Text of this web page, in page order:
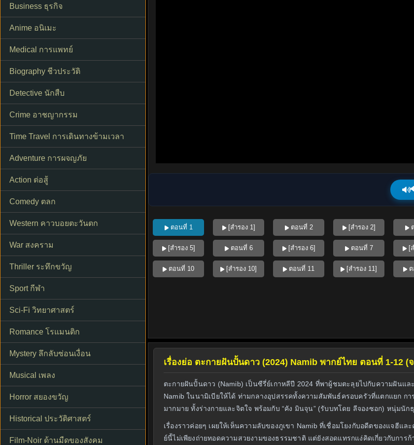
Business ธุรกิจ
Anime อนิเมะ
Medical การแพทย์
Biography ชีวประวัติ
Detective นักสืบ
Crime อาชญากรรม
Time Travel การเดินทางข้ามเวลา
Adventure การผจญภัย
Action ต่อสู้
Comedy ตลก
Western คาวบอยตะวันตก
War สงคราม
Thriller ระทึกขวัญ
Sport กีฬา
Sci-Fi วิทยาศาสตร์
Romance โรแมนติก
Mystery ลึกลับซ่อนเงื่อน
Musical เพลง
Horror สยองขวัญ
Historical ประวัติศาสตร์
Film-Noir ด้านมืดของสังคม
ตอนที่ 1 [สำรอง 1] ตอนที่ 2 [สำรอง 2]
[สำรอง 5] ตอนที่ 6 [สำรอง 6] ตอนที่ 7 [ส
ตอนที่ 10 [สำรอง 10] ตอนที่ 11 [สำรอง 11]
เรื่องย่อ ตะกายฝันปั้นดาว (2024) Namib พากย์ไทย ตอนที่ 1-12 (
ตะกายฝันปั้นดาว (Namib) เป็นซีรี่ย์เกาหลีปี 2024 ที่พาผู้ชมตะลุยไปกับความฝัน
Namib ในนามิเบียให้ได้ ท่ามกลางอุปสรรคทั้งความสัมพันธ์ครอบครัวที่แตกแยก
มากมาย ทั้งร่างกายและจิตใจ พร้อมกับ “คัง มินจุน” (รับบทโดย ลีจองซอก) หนุ่มนั
เรื่องราวค่อยๆ เผยให้เห็นความลับของภูเขา Namib ที่เชื่อมโยงกับอดีตของแจฮี
ย์นี้ไม่เพียงถ่ายทอดความสวยงามของธรรมชาติ แต่ยังสอดแทรกแง่คิดเกี่ยวกับกา